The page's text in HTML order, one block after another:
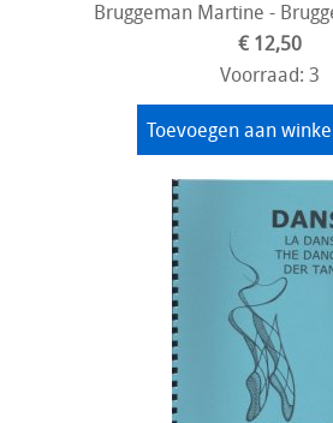
Bruggeman Martine -
€ 12,50
Voorraad: 3
Toevoegen aan